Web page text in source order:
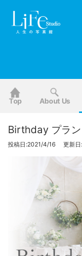
Top About Us
Birthday プラ
投稿日:2021/4/16 更新